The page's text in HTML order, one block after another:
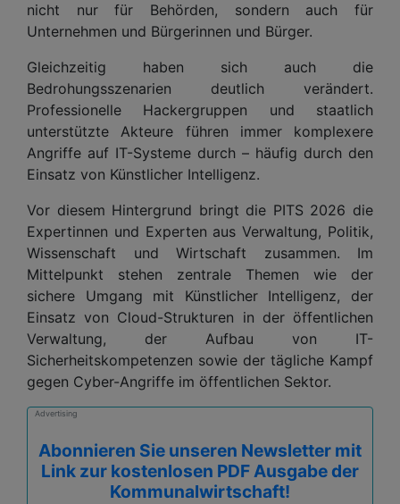
nicht nur für Behörden, sondern auch für
Unternehmen und Bürgerinnen und Bürger.
Gleichzeitig haben sich auch die
Bedrohungsszenarien deutlich verändert.
Professionelle Hackergruppen und staatlich
unterstützte Akteure führen immer komplexere
Angriffe auf IT-Systeme durch – häufig durch den
Einsatz von Künstlicher Intelligenz.
Vor diesem Hintergrund bringt die PITS 2026 die
Expertinnen und Experten aus Verwaltung, Politik,
Wissenschaft und Wirtschaft zusammen. Im
Mittelpunkt stehen zentrale Themen wie der
sichere Umgang mit Künstlicher Intelligenz, der
Einsatz von Cloud-Strukturen in der öffentlichen
Verwaltung, der Aufbau von IT-
Sicherheitskompetenzen sowie der tägliche Kampf
gegen Cyber-Angriffe im öffentlichen Sektor.
Advertising
Abonnieren Sie unseren Newsletter mit
Link zur kostenlosen PDF Ausgabe der
Kommunalwirtschaft!